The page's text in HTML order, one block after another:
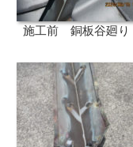
施工前 銅板谷廻り